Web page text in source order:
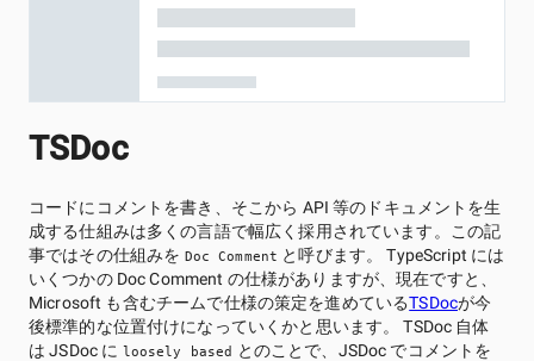
TSDoc
コードにコメントを書き、そこから API 等のドキュメントを生
成する仕組みは多くの言語で幅広く採用されています。この記
事ではその仕組みを Doc Comment と呼びます。 TypeScript には
いくつかの Doc Comment の仕様がありますが、現在ですと、
Microsoft も含むチームで仕様の策定を進めているTSDocが今
後標準的な位置付けになっていくかと思います。 TSDoc 自体
は JSDoc に loosely based とのことで、JSDoc でコメントを